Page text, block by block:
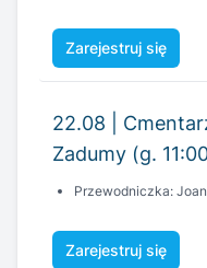
Zadumy (g. 11:00)
Zarejestruj się
(g. 20:00)